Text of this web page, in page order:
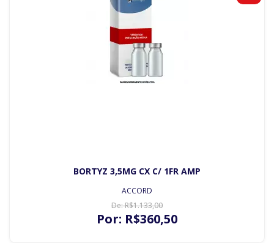
BORTYZ 3,5MG CX C/ 1FR AMP
ACCORD
De:R$1.133,00
Por: R$360,50